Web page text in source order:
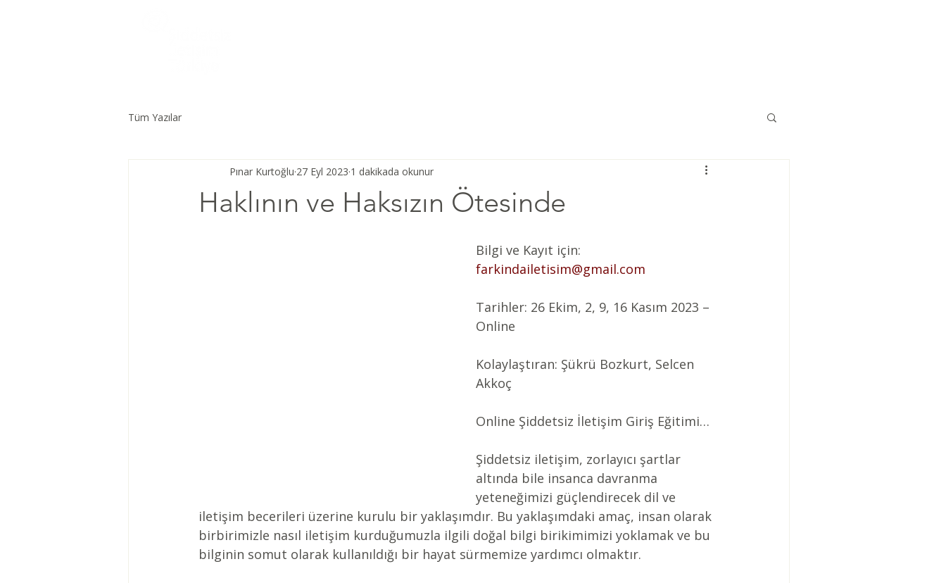
Tüm Yazılar
Haklının ve Haksızın Ötesinde
Pınar Kurtoğlu 27 Eyl 2023 1 dakikada okunur
Bilgi ve Kayıt için:
farkindailetisim@gmail.com
Tarihler: 26 Ekim, 2, 9, 16 Kasım 2023 –
Online
Kolaylaştıran: Şükrü Bozkurt, Selcen
Akkoç
Online Şiddetsiz İletişim Giriş Eğitimi…
Şiddetsiz iletişim, zorlayıcı şartlar
altında bile insanca davranma
yeteneğimizi güçlendirecek dil ve
iletişim becerileri üzerine kurulu bir yaklaşımdır. Bu yaklaşımdaki amaç, insan olarak
birbirimizle nasıl iletişim kurduğumuzla ilgili doğal bilgi birikimimizi yoklamak ve bu
bilginin somut olarak kullanıldığı bir hayat sürmemize yardımcı olmaktır.